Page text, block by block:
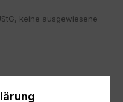
keine ausgewiesene